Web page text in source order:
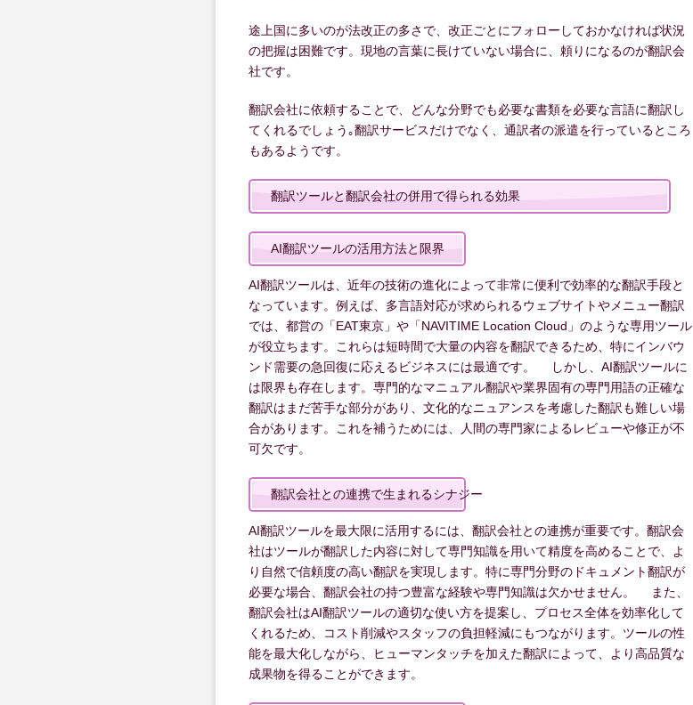
途上国に多いのが法改正の多さで、改正ごとにフォローしておかなければ状況
の把握は困難です。現地の言葉に長けていない場合に、頼りになるのが翻訳会
社です。
翻訳会社に依頼することで、どんな分野でも必要な書類を必要な言語に翻訳し
てくれるでしょう｡翻訳サービスだけでなく、通訳者の派遣を行っているところ
もあるようです。
翻訳ツールと翻訳会社の併用で得られる効果
AI翻訳ツールの活用方法と限界
AI翻訳ツールは、近年の技術の進化によって非常に便利で効率的な翻訳手段と
なっています。例えば、多言語対応が求められるウェブサイトやメニュー翻訳
では、都営の「EAT東京」や「NAVITIME Location Cloud」のような専用ツール
が役立ちます。これらは短時間で大量の内容を翻訳できるため、特にインバウ
ンド需要の急回復に応えるビジネスには最適です。 しかし、AI翻訳ツールに
は限界も存在します。専門的なマニュアル翻訳や業界固有の専門用語の正確な
翻訳はまだ苦手な部分があり、文化的なニュアンスを考慮した翻訳も難しい場
合があります。これを補うためには、人間の専門家によるレビューや修正が不
可欠です。
翻訳会社との連携で生まれるシナジー
AI翻訳ツールを最大限に活用するには、翻訳会社との連携が重要です。翻訳会
社はツールが翻訳した内容に対して専門知識を用いて精度を高めることで、よ
り自然で信頼度の高い翻訳を実現します。特に専門分野のドキュメント翻訳が
必要な場合、翻訳会社の持つ豊富な経験や専門知識は欠かせません。 また、
翻訳会社はAI翻訳ツールの適切な使い方を提案し、プロセス全体を効率化して
くれるため、コスト削減やスタッフの負担軽減にもつながります。ツールの性
能を最大化しながら、ヒューマンタッチを加えた翻訳によって、より高品質な
成果物を得ることができます。